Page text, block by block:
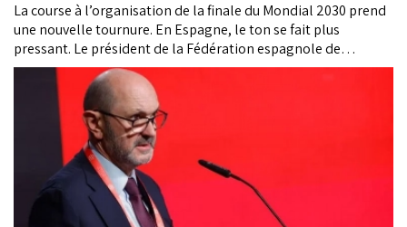
La course à l’organisation de la finale du Mondial 2030 prend
une nouvelle tournure. En Espagne, le ton se fait plus
pressant. Le président de la Fédération espagnole de
football (RFEF), Rafael Louzán, a publiquement appelé son
gouvernement à accélérer son implication, pointant
explicitement la montée en puissance du Maroc, désormais
perçu comme un concurrent sérieux.